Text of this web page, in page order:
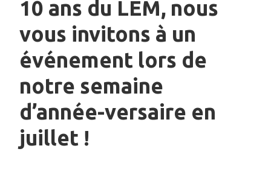
10 ans du LEM, nous
vous invitons à un
événement lors de
notre semaine
d’année-versaire en
juillet !